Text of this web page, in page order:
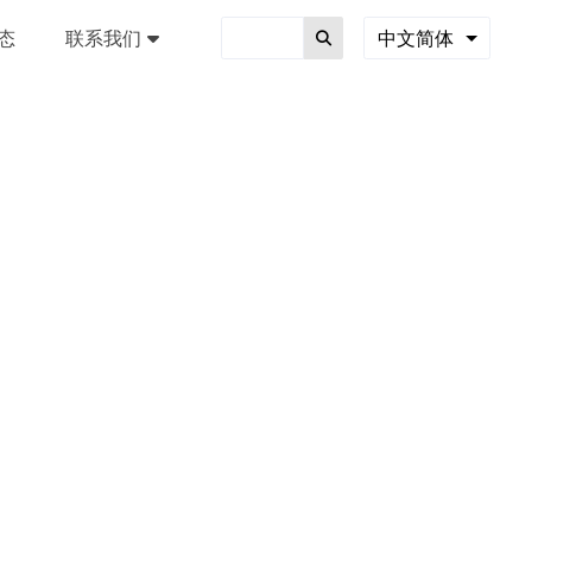
联系我们 中文简体